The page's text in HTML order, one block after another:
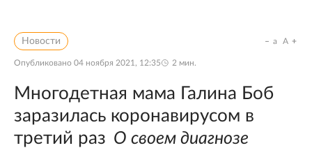
Новости
Опубликовано 04 ноября 2021, 12:35 2 мин.
a A
Многодетная мама Галина Боб
заразилась коронавирусом в
третий раз О своем диагнозе